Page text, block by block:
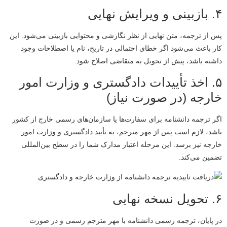
۴. بازبینی و ویرایش نهایی
پس از ترجمه، متن نهایی از نظر نگارشی و محتوایی بازبینی می‌شود. این
کار باعث می‌شود اگر خطای احتمالی در تاریخ، نام یا اصطلاحات وجود
داشته باشد، پیش از تحویل به متقاضی اصلاح شود.
۵. اخذ تأییدات دادگستری و وزارت امور
خارجه (در صورت نیاز)
اگر ترجمه دانشنامه برای سفارت‌ها یا سازمان‌های رسمی خارج از کشور
باشد، لازم است پس از مهر مترجم، به تأیید دادگستری و وزارت امور
خارجه نیز برسد. این مرحله اعتبار مدارک شما را در سطح بین‌المللی
تضمین می‌کند.
۶. تحویل نسخه نهایی
در پایان، ترجمه رسمی دانشنامه با مهر مترجم رسمی و در صورت